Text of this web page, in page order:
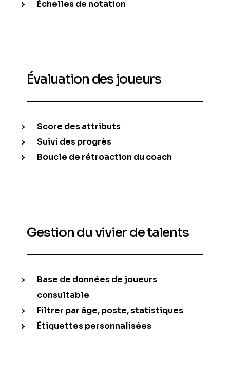
Échelles de notation
Évaluation des joueurs
Score des attributs
Suivi des progrès
Boucle de rétroaction du coach
Gestion du vivier de talents
Base de données de joueurs
consultable
Filtrer par âge, poste, statistiques
Étiquettes personnalisées